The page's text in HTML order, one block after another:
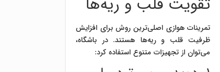
تقویت قلب و ریه‌ها
تمرینات هوازی اصلی‌ترین روش برای افزایش
ظرفیت قلب و ریه‌ها هستند. در باشگاه،
می‌توان از تجهیزات متنوع استفاده کرد: